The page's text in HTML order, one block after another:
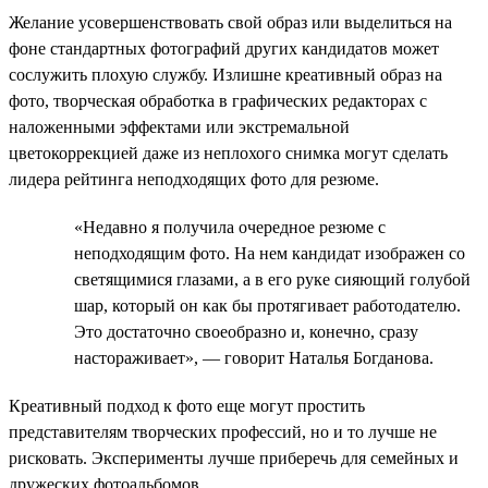
Желание усовершенствовать свой образ или выделиться на
фоне стандартных фотографий других кандидатов может
сослужить плохую службу. Излишне креативный образ на
фото, творческая обработка в графических редакторах с
наложенными эффектами или экстремальной
цветокоррекцией даже из неплохого снимка могут сделать
лидера рейтинга неподходящих фото для резюме.
«Недавно я получила очередное резюме с
неподходящим фото. На нем кандидат изображен со
светящимися глазами, а в его руке сияющий голубой
шар, который он как бы протягивает работодателю.
Это достаточно своеобразно и, конечно, сразу
настораживает», — говорит Наталья Богданова.
Креативный подход к фото еще могут простить
представителям творческих профессий, но и то лучше не
рисковать. Эксперименты лучше приберечь для семейных и
дружеских фотоальбомов.